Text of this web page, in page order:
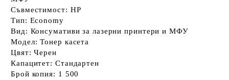
Съвместимост: HP
Тип: Economy
Вид: Консумативи за лазерни принтери и МФУ
Модел: Тонер касета
Цвят: Черен
Капацитет: Стандартен
Брой копия: 1 500